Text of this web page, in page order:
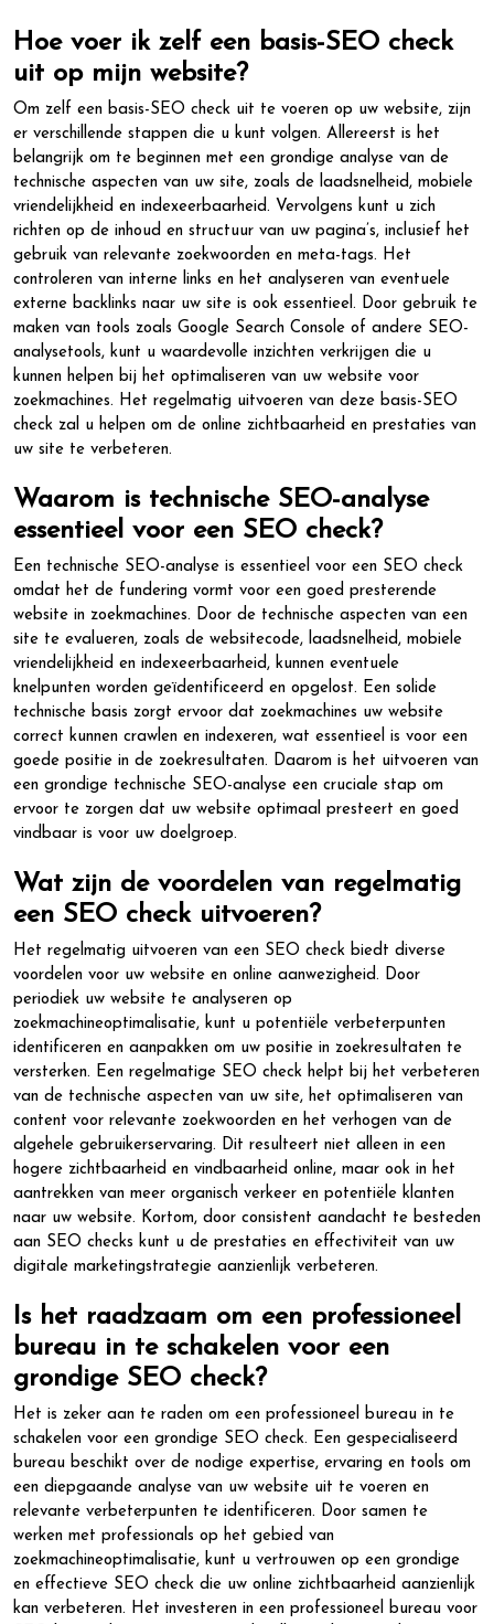
Hoe voer ik zelf een basis-SEO check
uit op mijn website?
Om zelf een basis-SEO check uit te voeren op uw website, zijn
er verschillende stappen die u kunt volgen. Allereerst is het
belangrijk om te beginnen met een grondige analyse van de
technische aspecten van uw site, zoals de laadsnelheid, mobiele
vriendelijkheid en indexeerbaarheid. Vervolgens kunt u zich
richten op de inhoud en structuur van uw pagina’s, inclusief het
gebruik van relevante zoekwoorden en meta-tags. Het
controleren van interne links en het analyseren van eventuele
externe backlinks naar uw site is ook essentieel. Door gebruik te
maken van tools zoals Google Search Console of andere SEO-
analysetools, kunt u waardevolle inzichten verkrijgen die u
kunnen helpen bij het optimaliseren van uw website voor
zoekmachines. Het regelmatig uitvoeren van deze basis-SEO
check zal u helpen om de online zichtbaarheid en prestaties van
uw site te verbeteren.
Waarom is technische SEO-analyse
essentieel voor een SEO check?
Een technische SEO-analyse is essentieel voor een SEO check
omdat het de fundering vormt voor een goed presterende
website in zoekmachines. Door de technische aspecten van een
site te evalueren, zoals de websitecode, laadsnelheid, mobiele
vriendelijkheid en indexeerbaarheid, kunnen eventuele
knelpunten worden geïdentificeerd en opgelost. Een solide
technische basis zorgt ervoor dat zoekmachines uw website
correct kunnen crawlen en indexeren, wat essentieel is voor een
goede positie in de zoekresultaten. Daarom is het uitvoeren van
een grondige technische SEO-analyse een cruciale stap om
ervoor te zorgen dat uw website optimaal presteert en goed
vindbaar is voor uw doelgroep.
Wat zijn de voordelen van regelmatig
een SEO check uitvoeren?
Het regelmatig uitvoeren van een SEO check biedt diverse
voordelen voor uw website en online aanwezigheid. Door
periodiek uw website te analyseren op
zoekmachineoptimalisatie, kunt u potentiële verbeterpunten
identificeren en aanpakken om uw positie in zoekresultaten te
versterken. Een regelmatige SEO check helpt bij het verbeteren
van de technische aspecten van uw site, het optimaliseren van
content voor relevante zoekwoorden en het verhogen van de
algehele gebruikerservaring. Dit resulteert niet alleen in een
hogere zichtbaarheid en vindbaarheid online, maar ook in het
aantrekken van meer organisch verkeer en potentiële klanten
naar uw website. Kortom, door consistent aandacht te besteden
aan SEO checks kunt u de prestaties en effectiviteit van uw
digitale marketingstrategie aanzienlijk verbeteren.
Is het raadzaam om een professioneel
bureau in te schakelen voor een
grondige SEO check?
Het is zeker aan te raden om een professioneel bureau in te
schakelen voor een grondige SEO check. Een gespecialiseerd
bureau beschikt over de nodige expertise, ervaring en tools om
een diepgaande analyse van uw website uit te voeren en
relevante verbeterpunten te identificeren. Door samen te
werken met professionals op het gebied van
zoekmachineoptimalisatie, kunt u vertrouwen op een grondige
en effectieve SEO check die uw online zichtbaarheid aanzienlijk
kan verbeteren. Het investeren in een professioneel bureau voor